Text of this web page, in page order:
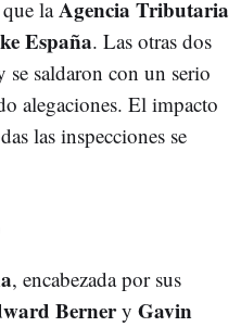
laAgencia Tributaria
España. Las otras dos
saldaron con un serio
alegaciones. El impacto
las inspecciones se
, encabezada por sus
Bernery Gavin